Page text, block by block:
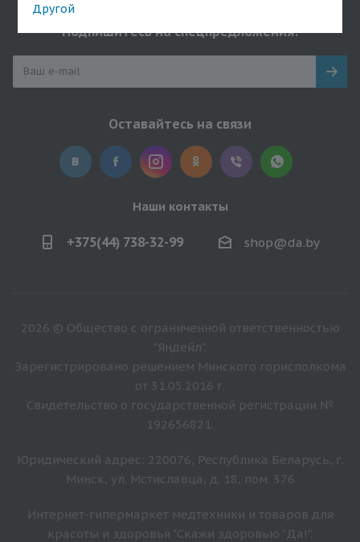
Другой
Подпишитесь на спецпредложения!
Оставайтесь на связи
Наши контакты
+375(44) 738-32-99 shop@da.by
2026 © Общество с ограниченной ответственностью
"Яндейл".
Зарегистрировано решением Минского горисполкома
от 31.05.2016 г.
Свидетельство о государственной регистрации №
192656821.
Юридический адрес: 220076, Республика Беларусь, г.
Минск, ул. Мстиславца, д. 18, пом. 376
Интернет-гипермаркет медтехники и товаров для
красоты и здоровья "Скажи здоровью "Да!".